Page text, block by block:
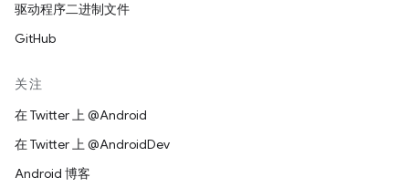
驱动程序二进制文件
GitHub
关注
在 Twitter 上 @Android
在 Twitter 上 @AndroidDev
Android 博客